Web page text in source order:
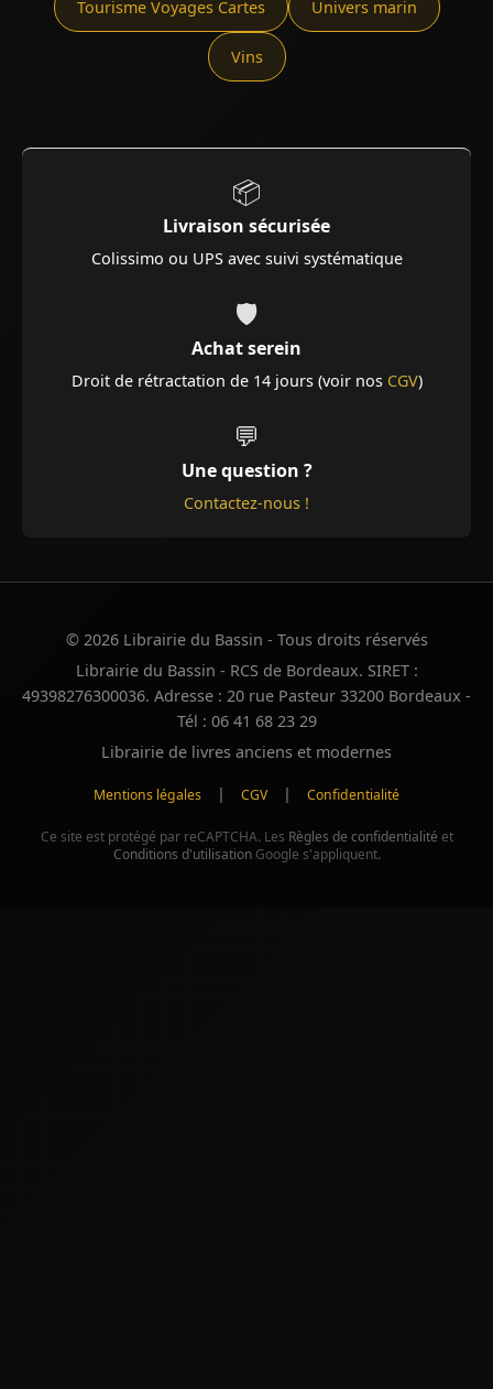
Tourisme Voyages Cartes Univers marin
Vins
📦
Livraison sécurisée
Colissimo ou UPS avec suivi systématique
🛡️
Achat serein
Droit de rétractation de 14 jours (voir nos CGV)
💬
Une question ?
Contactez-nous !
© 2026 Librairie du Bassin - Tous droits réservés
Librairie du Bassin - RCS de Bordeaux. SIRET :
49398276300036. Adresse : 20 rue Pasteur 33200 Bordeaux -
Tél : 06 41 68 23 29
Librairie de livres anciens et modernes
Mentions légales | CGV | Confidentialité
Ce site est protégé par reCAPTCHA. Les Règles de confidentialité et
Conditions d'utilisationGoogle s'appliquent.